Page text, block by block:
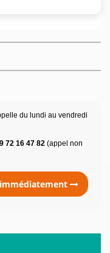
du lundi au vendredi
72 16 47 82 (appel non